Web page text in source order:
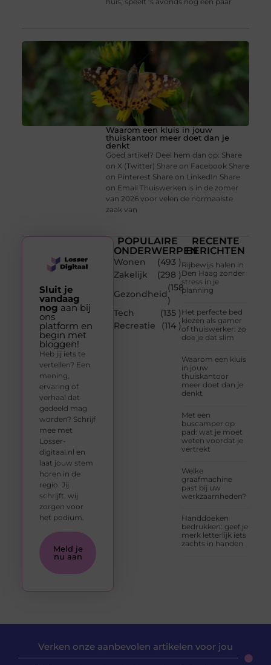
Waarom een kluis in jouw
thuiskantoor meer doet dan je
denkt
Goed artikel? Deel hem dan op: Share
on X (Twitter) Share on Facebook Share
on Pinterest Share on LinkedIn Share
on Email Thuiswerken is in de zomer
van 2026 voor velen de normaalste
zaak van
POPULAIRE
ONDERWERPEN
Wonen
(493 )
Zakelijk
(298 )
Gezondheid
(158
)
Tech
(135 )
Recreatie
(114 )
RECENTE
BERICHTEN
Rijbewijs halen in
Den Haag zonder
stress in je
planning
Het perfecte bed
kiezen als gamer
of thuiswerker: zo
doe je dat slim
Waarom een kluis
in jouw
thuiskantoor
meer doet dan je
denkt
Met een
buscamper op
pad: wat je moet
weten voordat je
vertrekt
Welke
graafmachine
past bij uw
werkzaamheden?
Handdoeken
bedrukken: geef je
merk letterlijk iets
zachts in handen
Sluit je
vandaag
nog aan bij
ons
platform en
begin met
bloggen!
Heb jij iets te
vertellen? Een
mening,
ervaring of
verhaal dat
gedeeld mag
worden? Schrijf
mee met
Losser-
digitaal.nl en
laat jouw stem
horen in de
regio. Jij
schrijft, wij
zorgen voor
het podium.
Meld je
nu aan
Verken onze aanbevolen artikelen voor jou